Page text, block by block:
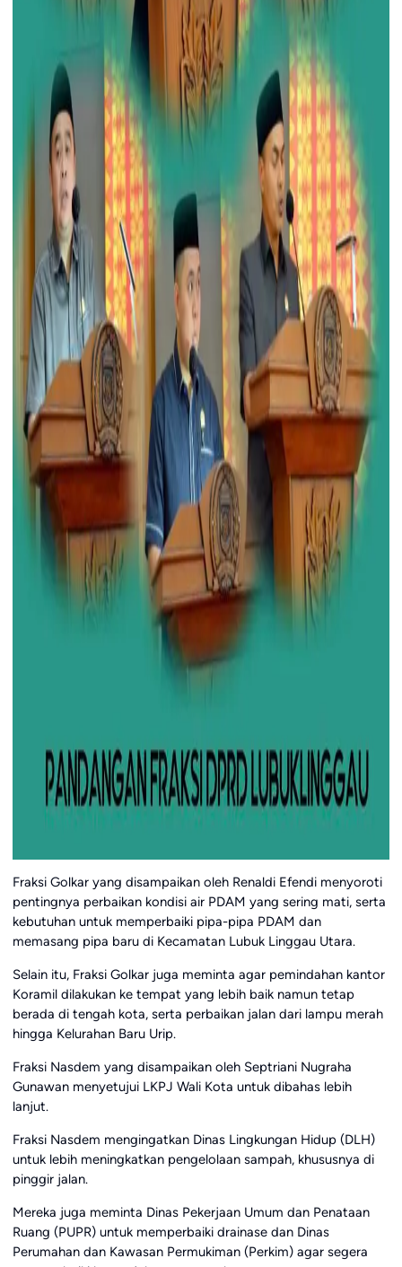
Fraksi Golkar yang disampaikan oleh Renaldi Efendi menyoroti
pentingnya perbaikan kondisi air PDAM yang sering mati, serta
kebutuhan untuk memperbaiki pipa-pipa PDAM dan
memasang pipa baru di Kecamatan Lubuk Linggau Utara.
Selain itu, Fraksi Golkar juga meminta agar pemindahan kantor
Koramil dilakukan ke tempat yang lebih baik namun tetap
berada di tengah kota, serta perbaikan jalan dari lampu merah
hingga Kelurahan Baru Urip.
Fraksi Nasdem yang disampaikan oleh Septriani Nugraha
Gunawan menyetujui LKPJ Wali Kota untuk dibahas lebih
lanjut.
Fraksi Nasdem mengingatkan Dinas Lingkungan Hidup (DLH)
untuk lebih meningkatkan pengelolaan sampah, khususnya di
pinggir jalan.
Mereka juga meminta Dinas Pekerjaan Umum dan Penataan
Ruang (PUPR) untuk memperbaiki drainase dan Dinas
Perumahan dan Kawasan Permukiman (Perkim) agar segera